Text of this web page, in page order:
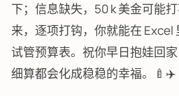
下；信息缺失，50 k 美金可能
来，逐项打钩，你就能在 Excel
试管预算表。祝你早日抱娃回
细算都会化成稳稳的幸福。🍼✈️